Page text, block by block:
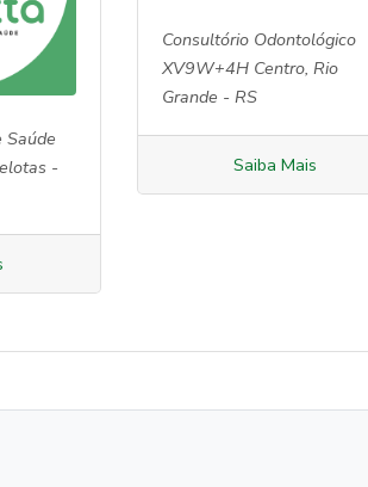
Saúde
-
Consultório Odontológico
XV9W+4H Centro, Rio
Grande - RS
Saiba Mais